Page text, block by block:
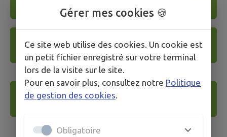
trimestre 2021
Bulletin d'informations environnementales 3e
Bulletin d'informations environnementales 4e
Gérer mes cookies 🍪
Ce site web utilise des cookies. Un cookie est
un petit fichier enregistré sur votre terminal
lors de la visite sur le site.
Pour en savoir plus, consultez notre Politique
de gestion des cookies.
Obligatoire